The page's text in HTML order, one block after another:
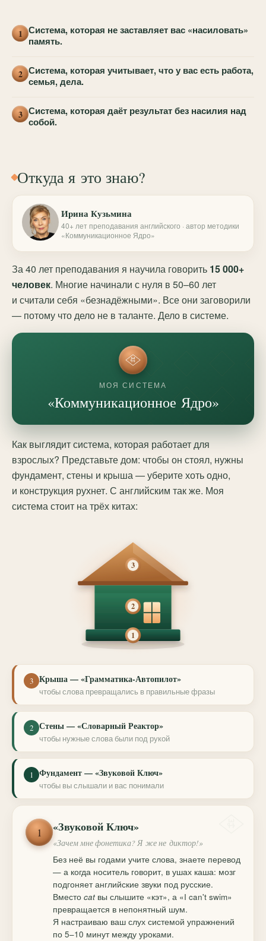
1 Система, которая не заставляет вас «насиловать»
память.
2 Система, которая учитывает, что у вас есть работа,
семья, дела.
3 Система, которая даёт результат без насилия над
собой.
Откуда я это знаю?
Ирина Кузьмина
40+ лет преподавания английского · автор методики
«Коммуникационное Ядро»
За 40 лет преподавания я научила говорить 15 000+
человек. Многие начинали с нуля в 50–60 лет
и считали себя «безнадёжными». Все они заговорили
— потому что дело не в таланте. Дело в системе.
МОЯ СИСТЕМА
«Коммуникационное Ядро»
Как выглядит система, которая работает для
взрослых? Представьте дом: чтобы он стоял, нужны
фундамент, стены и крыша — уберите хоть одно,
и конструкция рухнет. С английским так же. Моя
система стоит на трёх китах:
3
2
1
3 Крыша — «Грамматика-Автопилот»
чтобы слова превращались в правильные фразы
2 Стены — «Словарный Реактор»
чтобы нужные слова были под рукой
1 Фундамент — «Звуковой Ключ»
чтобы вы слышали и вас понимали
1 «Звуковой Ключ»
«Зачем мне фонетика? Я же не диктор!»
Без неё вы годами учите слова, знаете перевод
— а когда носитель говорит, в ушах каша: мозг
подгоняет английские звуки под русские.
Вместо catвы слышите «кэт», а «I can't swim»
превращается в непонятный шум.
Я настраиваю ваш слух системой упражнений
по 5–10 минут между уроками.